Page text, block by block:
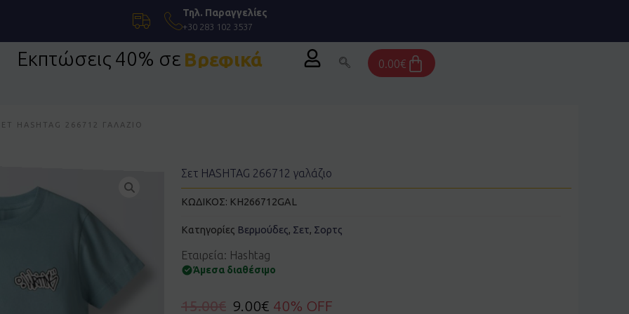
Τηλ. Παραγγελίες
+30 283 102 3537
Εκπτώσεις 40% σε Βρεφικά 0.00€Cart
HASHTAG 266712 ΓΑΛΆΖΙΟ
Σετ HASHTAG 266712 γαλάζιο
ΚΩΔΙΚΟΣ: KH266712GAL
Κατηγορίες Βερμούδες, Σετ, Σορτς
Εταιρεία: Hashtag
Άμεσα διαθέσιμο
15.00€ 9.00€ 40% OFF